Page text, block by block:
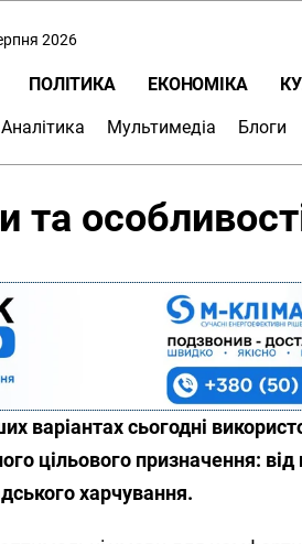
2026
ПОЛІТИКА ЕКОНОМІКА
Аналітика Мультимедіа Блоги
варіантах сьогодні
цільового призначення: від
харчування.